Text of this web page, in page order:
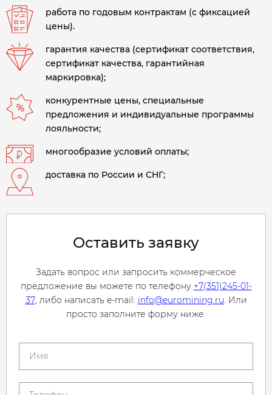
работа по годовым контрактам (с фиксацией
цены).
гарантия качества (сертификат соответствия,
сертификат качества, гарантийная
маркировка);
конкурентные цены, специальные
предложения и индивидуальные программы
лояльности;
многообразие условий оплаты;
доставка по России и СНГ;
Оставить заявку
Задать вопрос или запросить коммерческое
предложение вы можете по телефону +7(351)245-01-
37, либо написать e-mail: info@euromining.ru. Или
просто заполните форму ниже: